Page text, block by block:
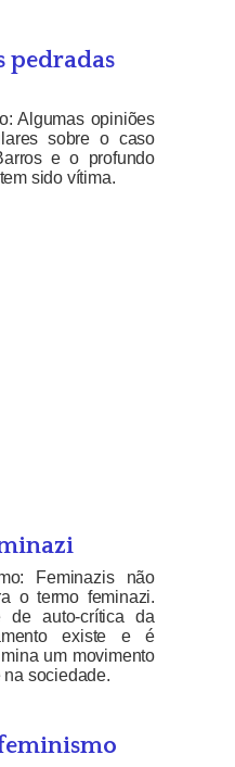
pedradas
Algumas opiniões
sobre o caso
e o profundo
sido vítima.
Feminazis não
o termo feminazi.
de auto-crítica da
existe e é
um movimento
sociedade.